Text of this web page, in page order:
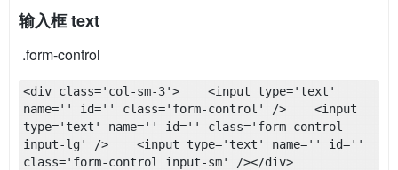
输入框 text
​ .form-control
<div class='col-sm-3'>    <input type='text'
name='' id='' class='form-control' />    <input
type='text' name='' id='' class='form-control
input-lg' />    <input type='text' name='' id=''
class='form-control input-sm' /></div>